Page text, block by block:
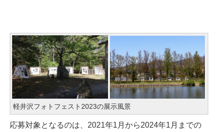
軽井沢フォトフェスト2023の展示風景
応募対象となるのは、2021年1月から2024年1月までの